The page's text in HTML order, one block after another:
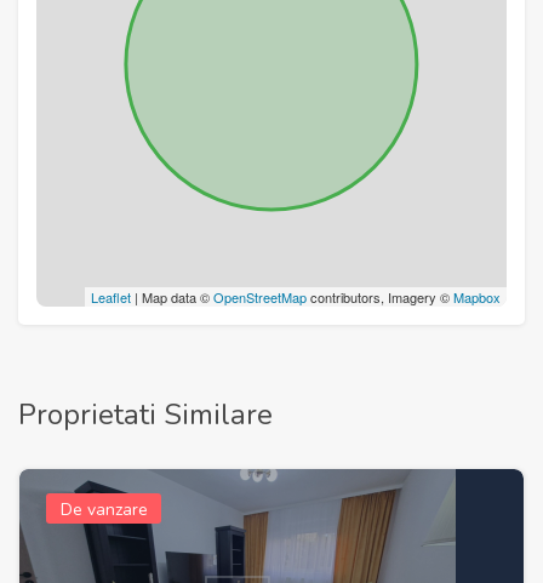
Leaflet | Map data ©OpenStreetMapcontributors, Imagery ©Mapbox
Proprietati Similare
De vanzare